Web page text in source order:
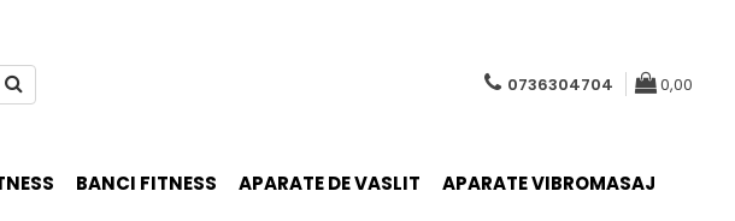
0736304704 0,00
BANCI FITNESS APARATE DE VASLIT APARATE VIBROMASAJ